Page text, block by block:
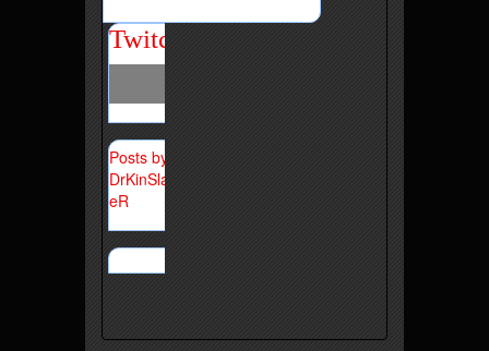
Twitch
Posts by
DrKinSlay
eR